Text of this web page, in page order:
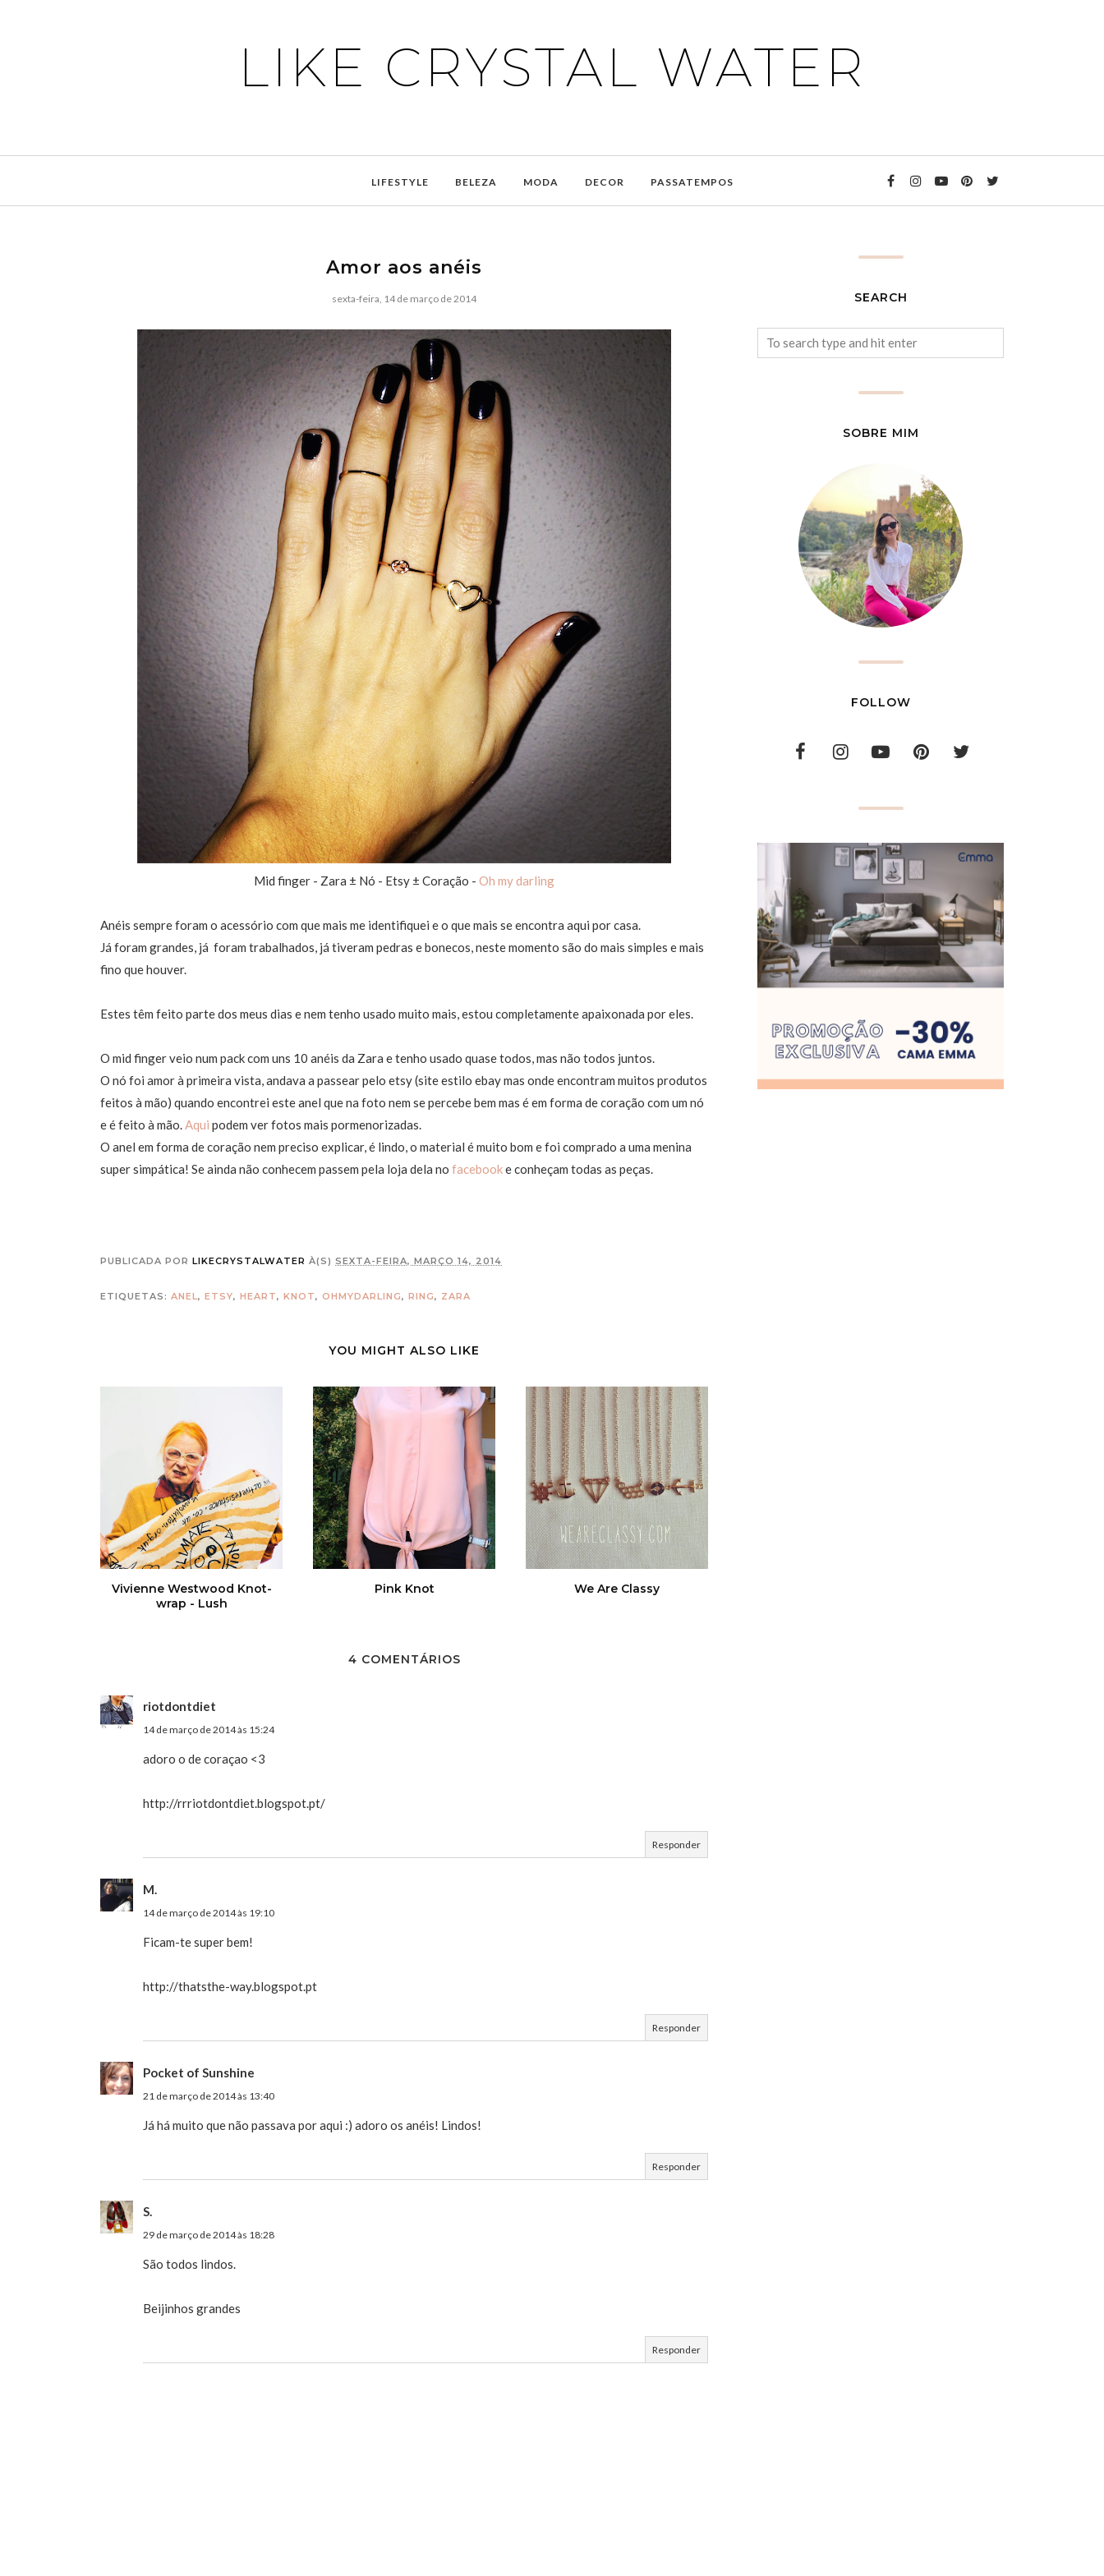
LIKE CRYSTAL WATER
LIFESTYLE BELEZA MODA DECOR PASSATEMPOS
Amor aos anéis
sexta-feira, 14 de março de 2014
Mid finger - Zara ± Nó - Etsy ± Coração - Oh my darling
Anéis sempre foram o acessório com que mais me identifiquei e o que mais se encontra aqui por casa.
Já foram grandes, já foram trabalhados, já tiveram pedras e bonecos, neste momento são do mais simples e mais
fino que houver.
Estes têm feito parte dos meus dias e nem tenho usado muito mais, estou completamente apaixonada por eles.
O mid finger veio num pack com uns 10 anéis da Zara e tenho usado quase todos, mas não todos juntos.
O nó foi amor à primeira vista, andava a passear pelo etsy (site estilo ebay mas onde encontram muitos produtos
feitos à mão) quando encontrei este anel que na foto nem se percebe bem mas é em forma de coração com um nó
e é feito à mão.Aqui podem ver fotos mais pormenorizadas.
O anel em forma de coração nem preciso explicar, é lindo, o material é muito bom e foi comprado a uma menina
super simpática! Se ainda não conhecem passem pela loja dela no facebooke conheçam todas as peças.
PUBLICADA POR LIKECRYSTALWATER À(S) SEXTA-FEIRA, MARÇO 14, 2014
ETIQUETAS: ANEL, ETSY, HEART, KNOT, OHMYDARLING, RING, ZARA
YOU MIGHT ALSO LIKE
Vivienne Westwood Knot-
wrap - Lush
Pink Knot We Are Classy
4 COMENTÁRIOS
riotdontdiet
14 de março de 2014 às 15:24
adoro o de coraçao <3
http://rrriotdontdiet.blogspot.pt/
Responder
M.
14 de março de 2014 às 19:10
Ficam-te super bem!
http://thatsthe-way.blogspot.pt
Responder
Pocket of Sunshine
21 de março de 2014 às 13:40
Já há muito que não passava por aqui :) adoro os anéis! Lindos!
Responder
S.
29 de março de 2014 às 18:28
São todos lindos.
Beijinhos grandes
Responder
SEARCH
SOBRE MIM
FOLLOW